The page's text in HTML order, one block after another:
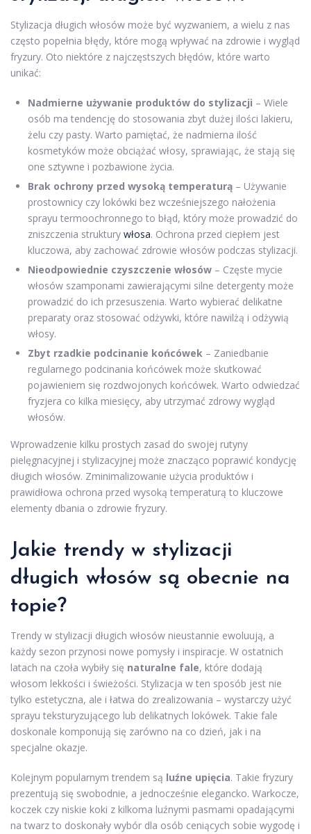
Stylizacja długich włosów może być wyzwaniem, a wielu z nas
często popełnia błędy, które mogą wpływać na zdrowie i wygląd
fryzury. Oto niektóre z najczęstszych błędów, które warto
unikać:
Nadmierne używanie produktów do stylizacji – Wiele
osób ma tendencję do stosowania zbyt dużej ilości lakieru,
żelu czy pasty. Warto pamiętać, że nadmierna ilość
kosmetyków może obciążać włosy, sprawiając, że stają się
one sztywne i pozbawione życia.
Brak ochrony przed wysoką temperaturą – Używanie
prostownicy czy lokówki bez wcześniejszego nałożenia
sprayu termoochronnego to błąd, który może prowadzić do
zniszczenia struktury włosa. Ochrona przed ciepłem jest
kluczowa, aby zachować zdrowie włosów podczas stylizacji.
Nieodpowiednie czyszczenie włosów – Częste mycie
włosów szamponami zawierającymi silne detergenty może
prowadzić do ich przesuszenia. Warto wybierać delikatne
preparaty oraz stosować odżywki, które nawilżą i odżywią
włosy.
Zbyt rzadkie podcinanie końcówek – Zaniedbanie
regularnego podcinania końcówek może skutkować
pojawieniem się rozdwojonych końcówek. Warto odwiedzać
fryzjera co kilka miesięcy, aby utrzymać zdrowy wygląd
włosów.
Wprowadzenie kilku prostych zasad do swojej rutyny
pielęgnacyjnej i stylizacyjnej może znacząco poprawić kondycję
długich włosów. Zminimalizowanie użycia produktów i
prawidłowa ochrona przed wysoką temperaturą to kluczowe
elementy dbania o zdrowie fryzury.
Jakie trendy w stylizacji
długich włosów są obecnie na
topie?
Trendy w stylizacji długich włosów nieustannie ewoluują, a
każdy sezon przynosi nowe pomysły i inspiracje. W ostatnich
latach na czoła wybiły się naturalne fale, które dodają
włosom lekkości i świeżości. Stylizacja w ten sposób jest nie
tylko estetyczna, ale i łatwa do zrealizowania – wystarczy użyć
sprayu teksturyzującego lub delikatnych lokówek. Takie fale
doskonale komponują się zarówno na co dzień, jak i na
specjalne okazje.
Kolejnym popularnym trendem są luźne upięcia. Takie fryzury
prezentują się swobodnie, a jednocześnie elegancko. Warkocze,
koczek czy niskie koki z kilkoma luźnymi pasmami opadającymi
na twarz to doskonały wybór dla osób ceniących sobie wygodę i